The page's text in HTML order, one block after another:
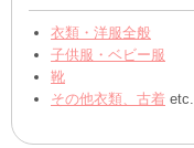
衣類・洋服全般
子供服・ベビー服
靴
その他衣類、古着 etc.